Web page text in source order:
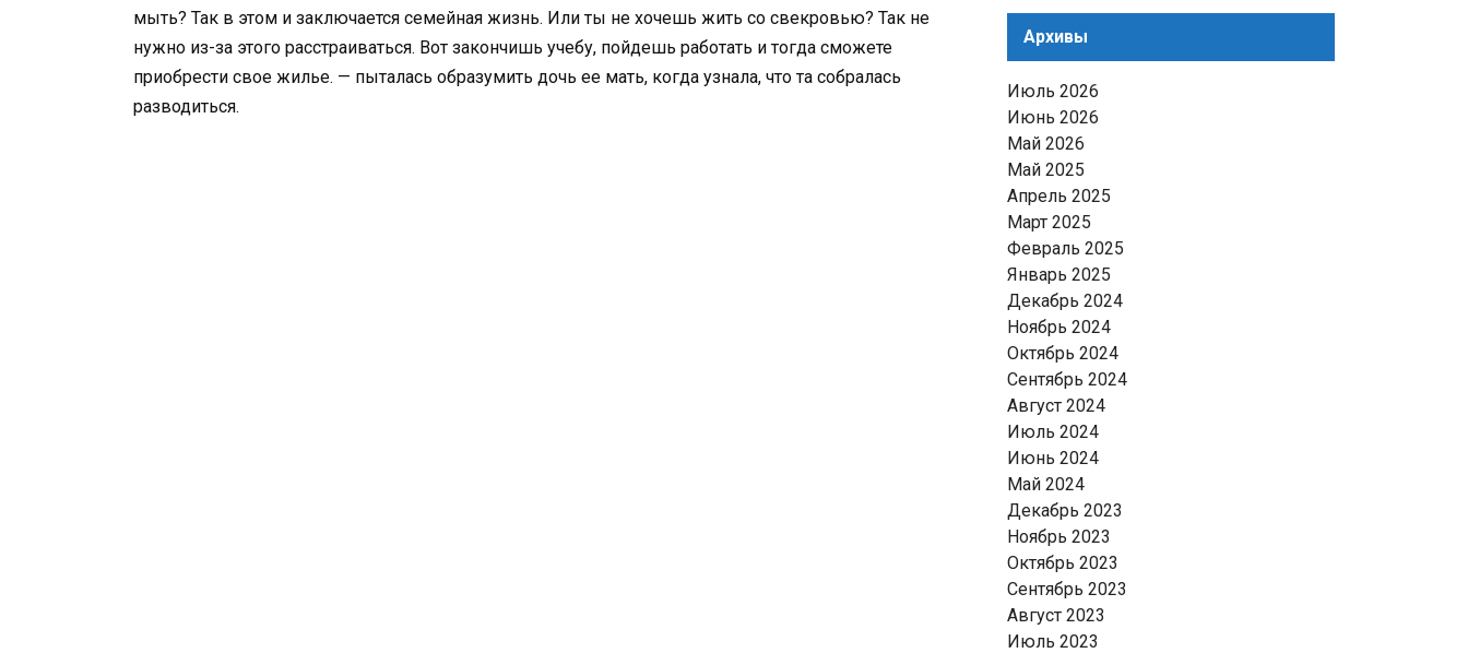
мыть? Так в этом и заключается семейная жизнь. Или ты не хочешь жить со свекровью? Так не
нужно из-за этого расстраиваться. Вот закончишь учебу, пойдешь работать и тогда сможете
приобрести свое жилье. — пыталась образумить дочь ее мать, когда узнала, что та собралась
разводиться.
Архивы
Июль 2026
Июнь 2026
Май 2026
Май 2025
Апрель 2025
Март 2025
Февраль 2025
Январь 2025
Декабрь 2024
Ноябрь 2024
Октябрь 2024
Сентябрь 2024
Август 2024
Июль 2024
Июнь 2024
Май 2024
Декабрь 2023
Ноябрь 2023
Октябрь 2023
Сентябрь 2023
Август 2023
Июль 2023